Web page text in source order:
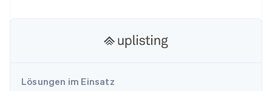
Betrugsprävention
CO₂-Entnahme
Partner
Lösungen im Einsatz